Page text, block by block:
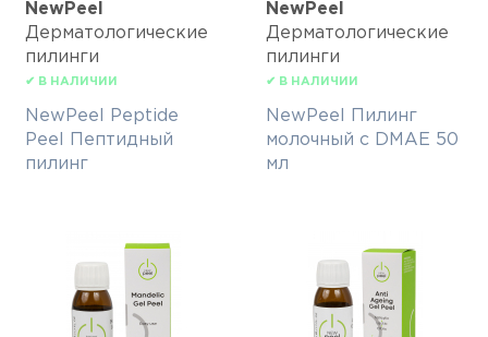
NewPeel
Дерматологические
пилинги
✔ В НАЛИЧИИ
NewPeel Peptide
Peel Пептидный
пилинг
NewPeel
Дерматологические
пилинги
✔ В НАЛИЧИИ
NewPeel Пилинг
молочный с DMAE 50
мл